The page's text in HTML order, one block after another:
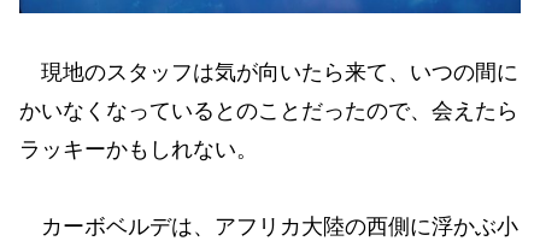
現地のスタッフは気が向いたら来て、いつの間に
かいなくなっているとのことだったので、会えたら
ラッキーかもしれない。
カーボベルデは、アフリカ大陸の西側に浮かぶ小